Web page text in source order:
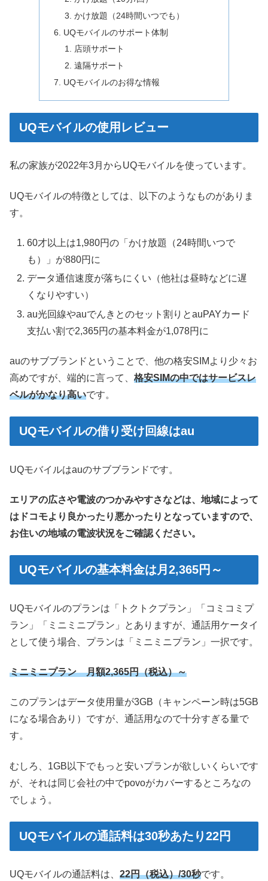
かけ放題（24時間いつでも）
UQモバイルのサポート体制
店頭サポート
遠隔サポート
UQモバイルのお得な情報
UQモバイルの使用レビュー
私の家族が2022年3月からUQモバイルを使っています。
UQモバイルの特徴としては、以下のようなものがありま
す。
60才以上は1,980円の「かけ放題（24時間いつで
も）」が880円に
データ通信速度が落ちにくい（他社は昼時などに遅
くなりやすい）
au光回線やauでんきとのセット割りとauPAYカード
支払い割で2,365円の基本料金が1,078円に
auのサブブランドということで、他の格安SIMより少々お
高めですが、端的に言って、 格安SIMの中ではサービスレ
ベルがかなり高いです。
UQモバイルの借り受け回線はau
UQモバイルはauのサブブランドです。
エリアの広さや電波のつかみやすさなどは、地域によって
はドコモより良かったり悪かったりとなっていますので、
お住いの地域の電波状況をご確認ください。
UQモバイルの基本料金は月2,365円～
UQモバイルのプランは「トクトクプラン」「コミコミプ
ラン」「ミニミニプラン」とありますが、通話用ケータイ
として使う場合、プランは「ミニミニプラン」一択です。
ミニミニプラン 月額2,365円（税込）～
このプランはデータ使用量が3GB（キャンペーン時は5GB
になる場合あり）ですが、通話用なので十分すぎる量で
す。
むしろ、1GB以下でもっと安いプランが欲しいくらいです
が、それは同じ会社の中でpovoがカバーするところなの
でしょう。
UQモバイルの通話料は30秒あたり22円
UQモバイルの通話料は、 22円（税込）/30秒です。